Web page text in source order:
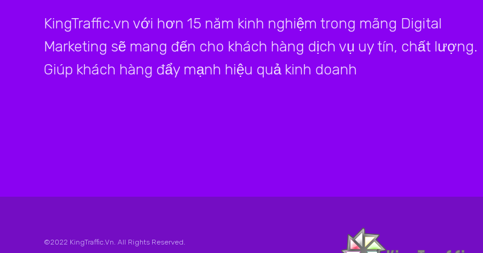
KingTraffic.vn với hơn 15 năm kinh nghiệm trong mãng Digital
Marketing sẽ mang đến cho khách hàng dịch vụ uy tín, chất lượng.
Giúp khách hàng đẩy mạnh hiệu quả kinh doanh
©2022 KingTraffic.Vn. All Rights Reserved.